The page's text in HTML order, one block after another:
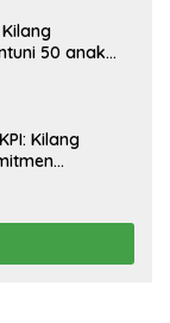
50 anak
Kilang